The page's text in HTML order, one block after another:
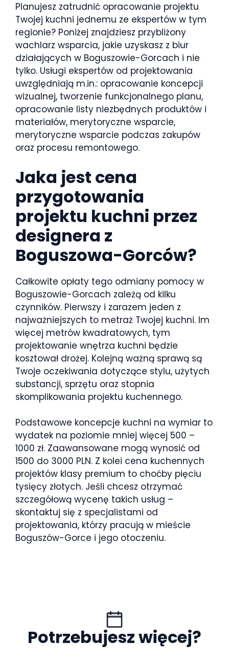
Planujesz zatrudnić opracowanie projektu
Twojej kuchni jednemu ze ekspertów w tym
regionie? Poniżej znajdziesz przybliżony
wachlarz wsparcia, jakie uzyskasz z biur
działających w Boguszowie-Gorcach i nie
tylko. Usługi ekspertów od projektowania
uwzględniają m.in.: opracowanie koncepcji
wizualnej, tworzenie funkcjonalnego planu,
opracowanie listy niezbędnych produktów i
materiałów, merytoryczne wsparcie,
merytoryczne wsparcie podczas zakupów
oraz procesu remontowego.
Jaka jest cena
przygotowania
projektu kuchni przez
designera z
Boguszowa-Gorców?
Całkowite opłaty tego odmiany pomocy w
Boguszowie-Gorcach zależą od kilku
czynników. Pierwszy i zarazem jeden z
najważniejszych to metraż Twojej kuchni. Im
więcej metrów kwadratowych, tym
projektowanie wnętrza kuchni będzie
kosztował drożej. Kolejną ważną sprawą są
Twoje oczekiwania dotyczące stylu, użytych
substancji, sprzętu oraz stopnia
skomplikowania projektu kuchennego.
Podstawowe koncepcje kuchni na wymiar to
wydatek na poziomie mniej więcej 500 –
1000 zł. Zaawansowane mogą wynosić od
1500 do 3000 PLN. Z kolei cena kuchennych
projektów klasy premium to choćby pięciu
tysięcy złotych. Jeśli chcesz otrzymać
szczegółową wycenę takich usług –
skontaktuj się z specjalistami od
projektowania, którzy pracują w mieście
Boguszów-Gorce i jego otoczeniu.
Potrzebujesz więcej?